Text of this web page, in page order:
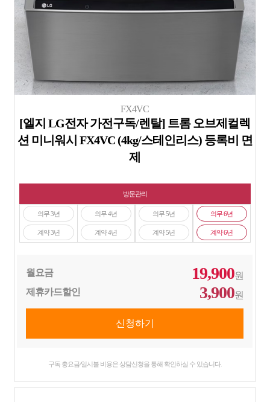
FX4VC
[엘지 LG전자 가전구독/렌탈] 트롬 오브제컬렉
션 미니워시 FX4VC (4kg/스테인리스) 등록비 면
제
방문관리
의무 3년
계약 3년
의무 4년
계약 4년
의무 5년
계약 5년
의무 6년
계약 6년
월요금 19,900원
제휴카드할인
3,900원
구독 총요금/일시불 비용은 상담신청을 통해 확인하실 수 있습니다.